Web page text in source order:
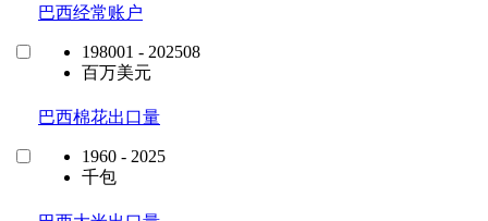
巴西经常账户
198001 - 202508
百万美元
巴西棉花出口量
1960 - 2025
千包